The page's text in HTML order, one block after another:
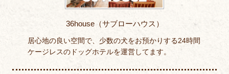
36house（サブローハウス）
居心地の良い空間で、少数の犬をお預かりする24時間
ケージレスのドッグホテルを運営してます。